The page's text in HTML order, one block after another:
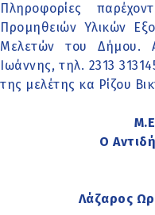
Πληροφορίες
Προμηθειών Υλικών
Μελετών του Δήμου.
Ιωάννης, τηλ. 2313
της μελέτης κα Ρίζου
Ο
Λάζαρος